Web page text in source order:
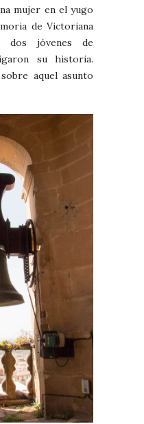
mujer en el yugo
de Victoriana
dos jóvenes de
su historia.
aquel asunto